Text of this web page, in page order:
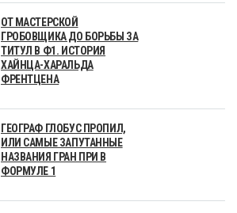
ОТ МАСТЕРСКОЙ
ГРОБОВЩИКА ДО БОРЬБЫ ЗА
ТИТУЛ В Ф1. ИСТОРИЯ
ХАЙНЦА-ХАРАЛЬДА
ФРЕНТЦЕНА
ГЕОГРАФ ГЛОБУС ПРОПИЛ,
ИЛИ САМЫЕ ЗАПУТАННЫЕ
НАЗВАНИЯ ГРАН ПРИ В
ФОРМУЛЕ 1